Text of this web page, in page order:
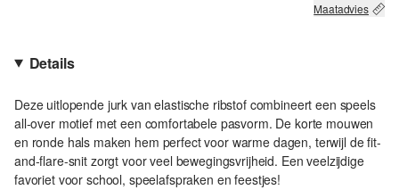
Maatadvies
Details
Deze uitlopende jurk van elastische ribstof combineert een speels
all-over motief met een comfortabele pasvorm. De korte mouwen
en ronde hals maken hem perfect voor warme dagen, terwijl de fit-
and-flare-snit zorgt voor veel bewegingsvrijheid. Een veelzijdige
favoriet voor school, speelafspraken en feestjes!